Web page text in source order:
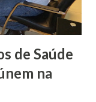
segundo
de Saúde
na